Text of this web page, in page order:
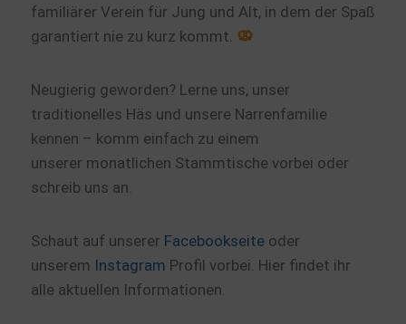
familiärer Verein für Jung und Alt, in dem der Spaß
garantiert nie zu kurz kommt.
Neugierig geworden? Lerne uns, unser
traditionelles Häs und unsere Narrenfamilie
kennen – komm einfach zu einem
unserer monatlichen Stammtische vorbei oder
schreib uns an.
Schaut auf unserer Facebookseite oder
unserem Instagram Profil vorbei. Hier findet ihr
alle aktuellen Informationen.